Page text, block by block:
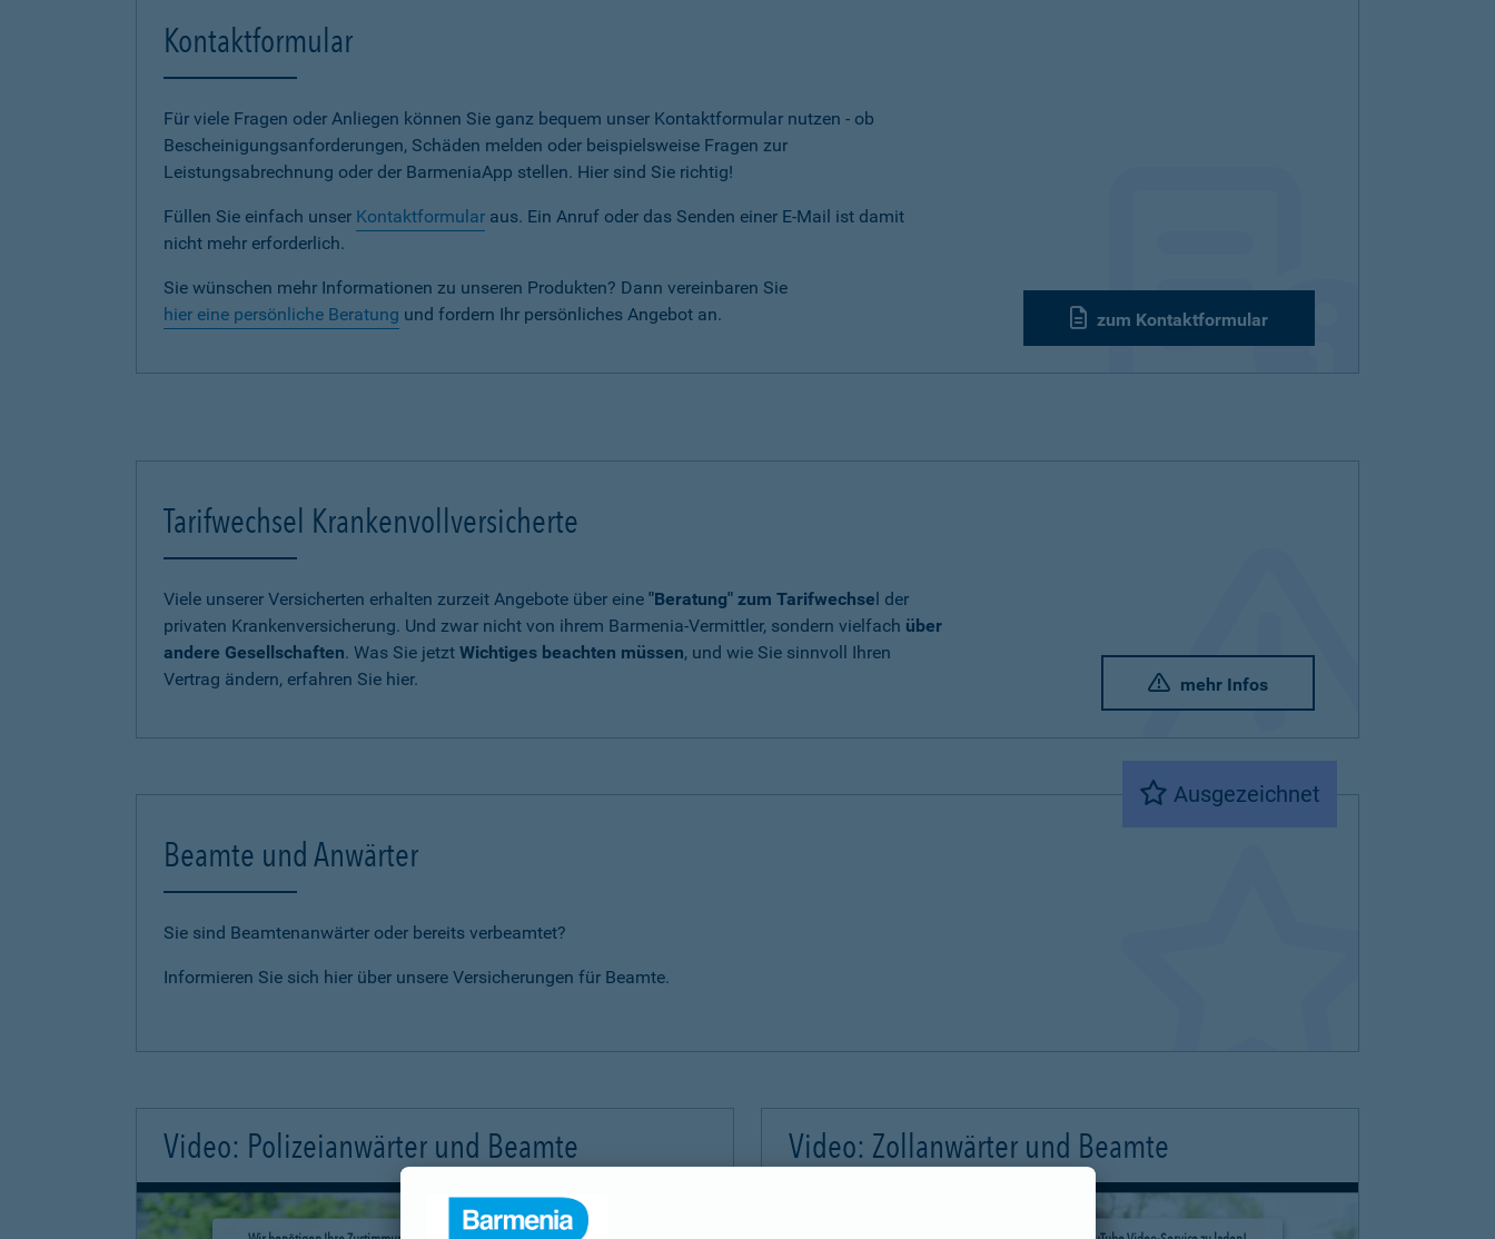
Kontaktformular
Für viele Fragen oder Anliegen können Sie ganz bequem unser Kontaktformular nutzen - ob
Bescheinigungsanforderungen, Schäden melden oder beispielsweise Fragen zur
Leistungsabrechnung oder der BarmeniaApp stellen. Hier sind Sie richtig!
Füllen Sie einfach unser Kontaktformular aus. Ein Anruf oder das Senden einer E-Mail ist damit
nicht mehr erforderlich.
Sie wünschen mehr Informationen zu unseren Produkten? Dann vereinbaren Sie
hier eine persönliche Beratung und fordern Ihr persönliches Angebot an. zum Kontaktformular
Tarifwechsel Krankenvollversicherte
Viele unserer Versicherten erhalten zurzeit Angebote über eine "Beratung" zum Tarifwechsel der
privaten Krankenversicherung. Und zwar nicht von ihrem Barmenia-Vermittler, sondern vielfach über
andere Gesellschaften. Was Sie jetzt Wichtiges beachten müssen, und wie Sie sinnvoll Ihren
Vertrag ändern, erfahren Sie hier.
mehr Infos
Ausgezeichnet
Beamte und Anwärter
Sie sind Beamtenanwärter oder bereits verbeamtet?
Informieren Sie sich hier über unsere Versicherungen für Beamte.
Video: Polizeianwärter und Beamte Video: Zollanwärter und Beamte